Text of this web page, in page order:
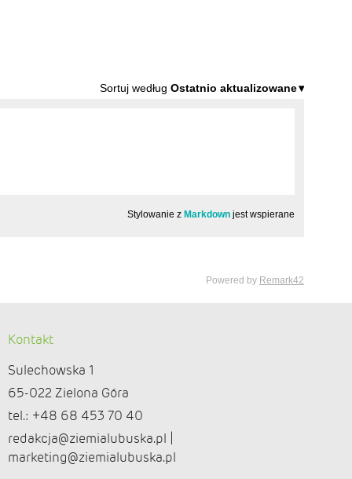
Kontakt
Sulechowska 1
65-022 Zielona Góra
tel.: +48 68 453 70 40
redakcja@ziemialubuska.pl |
marketing@ziemialubuska.pl